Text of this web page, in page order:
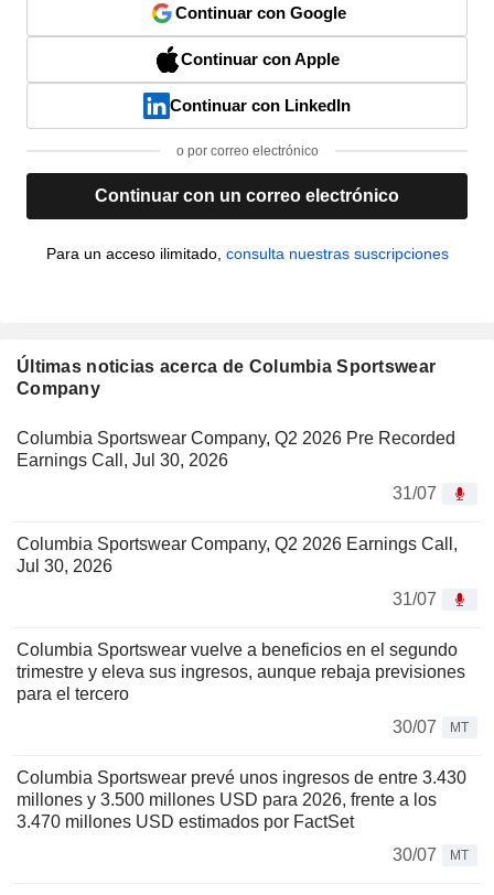
Continuar con Google
Continuar con Apple
Continuar con LinkedIn
o por correo electrónico
Continuar con un correo electrónico
Para un acceso ilimitado, consulta nuestras suscripciones
Últimas noticias acerca de Columbia Sportswear
Company
Columbia Sportswear Company, Q2 2026 Pre Recorded
Earnings Call, Jul 30, 2026
31/07
Columbia Sportswear Company, Q2 2026 Earnings Call,
Jul 30, 2026
31/07
Columbia Sportswear vuelve a beneficios en el segundo
trimestre y eleva sus ingresos, aunque rebaja previsiones
para el tercero
30/07
MT
Columbia Sportswear prevé unos ingresos de entre 3.430
millones y 3.500 millones USD para 2026, frente a los
3.470 millones USD estimados por FactSet
30/07
MT